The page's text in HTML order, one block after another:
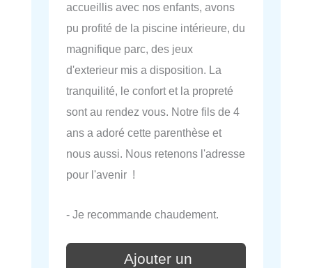
accueillis avec nos enfants, avons
pu profité de la piscine intérieure, du
magnifique parc, des jeux
d'exterieur mis a disposition. La
tranquilité, le confort et la propreté
sont au rendez vous. Notre fils de 4
ans a adoré cette parenthèse et
nous aussi. Nous retenons l'adresse
pour l'avenir !
- Je recommande chaudement.
Ajouter un